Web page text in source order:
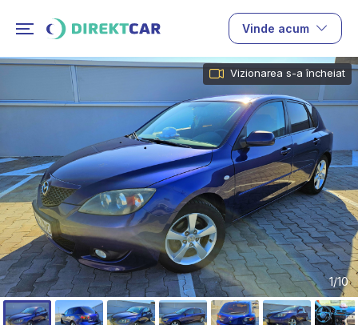
Vinde acum
1/10
Vizionarea s-a încheiat